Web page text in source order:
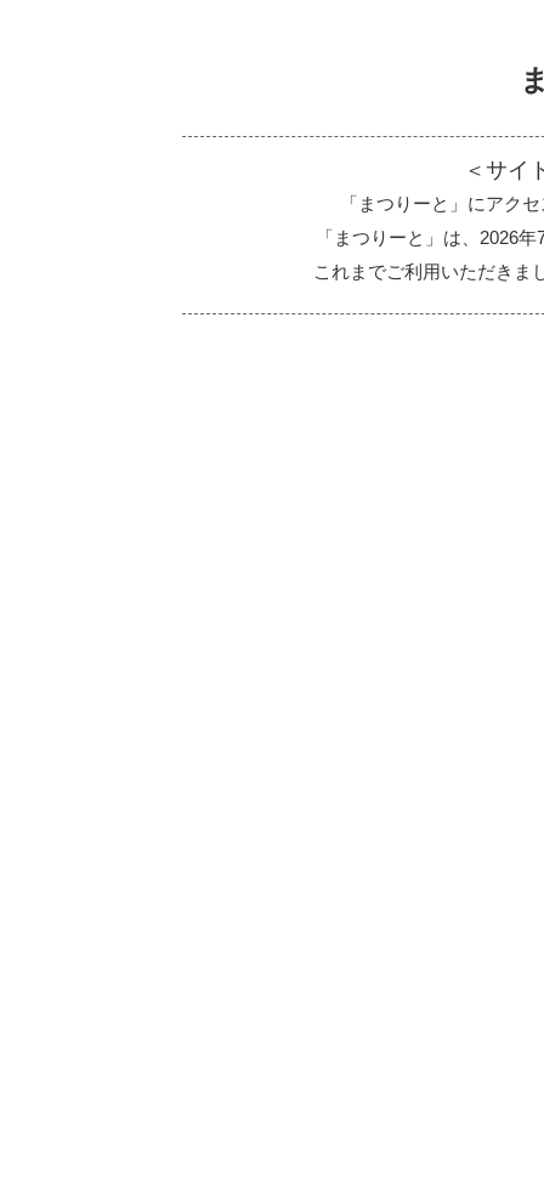
＜サイ
「まつりーと」にアク
「まつりーと」は、2026
これまでご利用いただきま